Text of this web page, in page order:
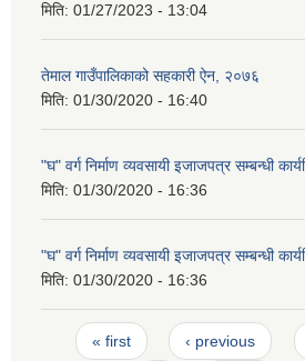
मिति: 01/27/2023 - 13:04
तेमाल गाउँपालिकाको सहकारी ऐन, २०७६
मिति: 01/30/2020 - 16:40
"घ" वर्ग निर्माण व्यवसायी इजाजपत्र सम्बन्धी
मिति: 01/30/2020 - 16:36
"घ" वर्ग निर्माण व्यवसायी इजाजपत्र सम्बन्धी
मिति: 01/30/2020 - 16:36
Pages
« first ‹ previous